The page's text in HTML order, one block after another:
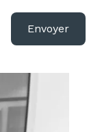
Envoyer